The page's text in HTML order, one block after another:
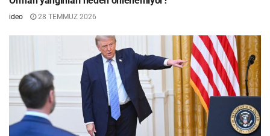
ideo 28 TEMMUZ 2026